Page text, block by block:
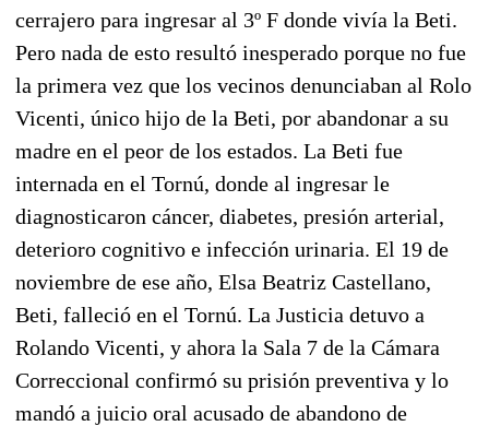
cerrajero para ingresar al 3º F donde vivía la Beti.
Pero nada de esto resultó inesperado porque no fue
la primera vez que los vecinos denunciaban al Rolo
Vicenti, único hijo de la Beti, por abandonar a su
madre en el peor de los estados. La Beti fue
internada en el Tornú, donde al ingresar le
diagnosticaron cáncer, diabetes, presión arterial,
deterioro cognitivo e infección urinaria. El 19 de
noviembre de ese año, Elsa Beatriz Castellano,
Beti, falleció en el Tornú. La Justicia detuvo a
Rolando Vicenti, y ahora la Sala 7 de la Cámara
Correccional confirmó su prisión preventiva y lo
mandó a juicio oral acusado de abandono de